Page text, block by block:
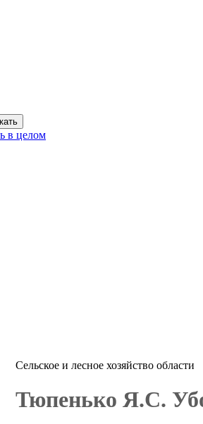
в целом
Сельское и лесное хозяйство области
Тюпенько Я.С.